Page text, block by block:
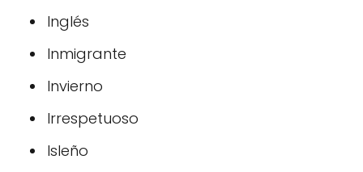
Inglés
Inmigrante
Invierno
Irrespetuoso
Isleño